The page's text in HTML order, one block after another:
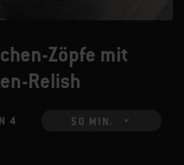
Zöpfe mit
Relish
4 50 MIN.